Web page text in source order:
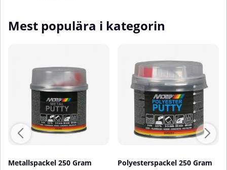
Mest populära i kategorin
Metallspackel 250 Gram Polyesterspackel 250 Gram